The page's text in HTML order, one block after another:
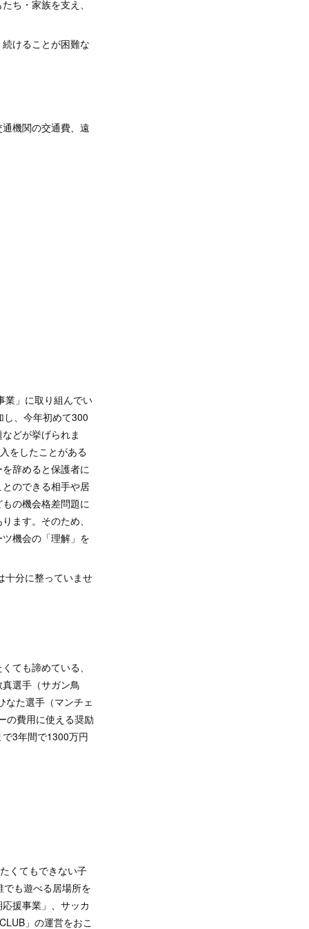
・家族を支え、
けることが困難な
機関の交通費、遠
業」に取り組んでい
、今年初めて300
どが挙げられま
をしたことがある
辞めると保護者に
のできる相手や居
の機会格差問題に
ます。そのため、
機会の「理解」を
十分に整っていませ
ても諦めている、
選手（サガン鳥
なた選手（マンチェ
の費用に使える奨励
3年間で1300万円
くてもできない子
も遊べる居場所を
援事業」、サッカ
」の運営をおこ